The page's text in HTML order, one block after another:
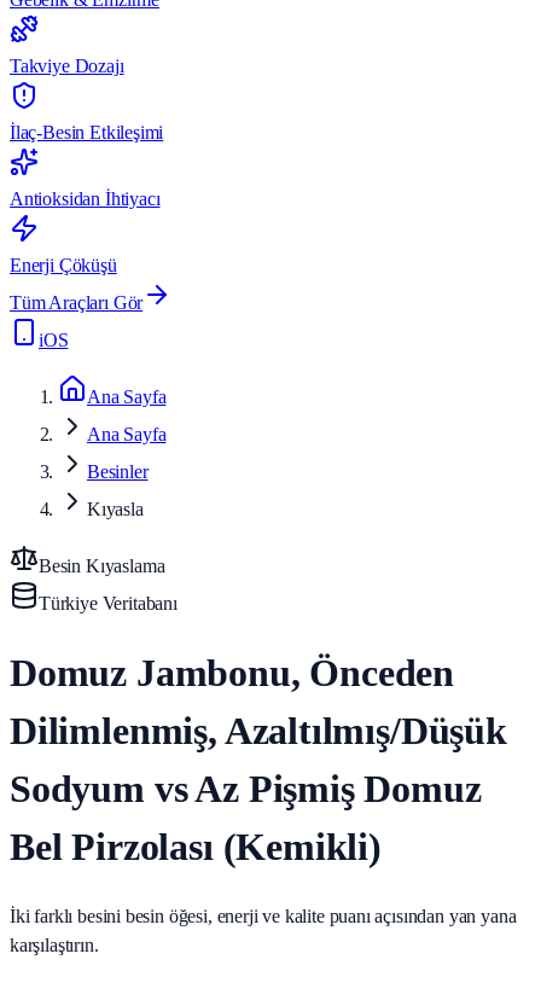
Takviye Dozajı
İlaç-Besin Etkileşimi
Antioksidan İhtiyacı
Enerji Çöküşü
Tüm Araçları Gör
iOS
Ana Sayfa
Ana Sayfa
Besinler
Kıyasla
Besin Kıyaslama
Türkiye Veritabanı
Domuz Jambonu, Önceden
Dilimlenmiş, Azaltılmış/Düşük
Sodyum vs Az Pişmiş Domuz
Bel Pirzolası (Kemikli)
İki farklı besini besin öğesi, enerji ve kalite puanı açısından yan yana
karşılaştırın.